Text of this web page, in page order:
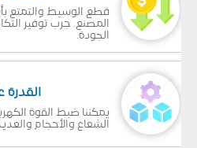
قطع الوسيط والتمتع
المصنع. جرب توفير
الجودة.
القدرة
يمكننا ضبط القوة
الشعاع والأحجام